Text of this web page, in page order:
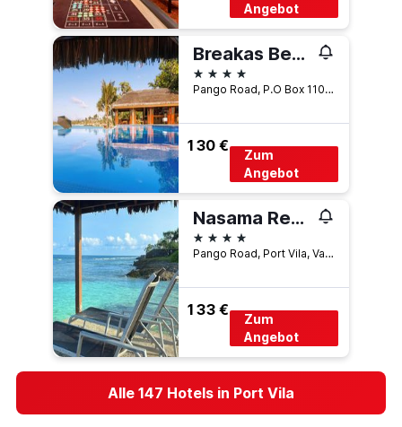
Angebot
Breakas Beach Resort - Adults only
4 Sterne
Pango Road, P.O Box 1101, Port Vila, Vanuatu
130 €
Zum
Angebot
Nasama Resort
4 Sterne
Pango Road, Port Vila, Vanuatu
133 €
Zum
Angebot
Alle 147 Hotels in Port Vila